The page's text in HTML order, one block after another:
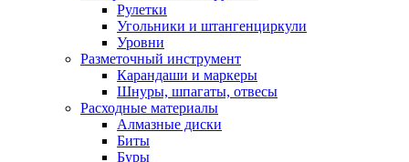
Рулетки
Угольники и штангенциркули
Уровни
Разметочный инструмент
Карандаши и маркеры
Шнуры, шпагаты, отвесы
Расходные материалы
Алмазные диски
Биты
Буры